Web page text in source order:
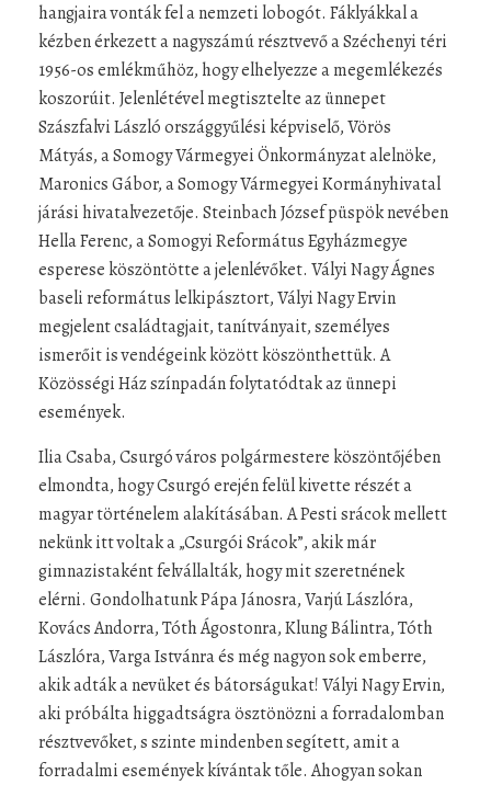
hangjaira vonták fel a nemzeti lobogót. Fáklyákkal a
kézben érkezett a nagyszámú résztvevő a Széchenyi téri
1956-os emlékműhöz, hogy elhelyezze a megemlékezés
koszorúit. Jelenlétével megtisztelte az ünnepet
Szászfalvi László országgyűlési képviselő, Vörös
Mátyás, a Somogy Vármegyei Önkormányzat alelnöke,
Maronics Gábor, a Somogy Vármegyei Kormányhivatal
járási hivatalvezetője. Steinbach József püspök nevében
Hella Ferenc, a Somogyi Református Egyházmegye
esperese köszöntötte a jelenlévőket. Vályi Nagy Ágnes
baseli református lelkipásztort, Vályi Nagy Ervin
megjelent családtagjait, tanítványait, személyes
ismerőit is vendégeink között köszönthettük. A
Közösségi Ház színpadán folytatódtak az ünnepi
események.
Ilia Csaba, Csurgó város polgármestere köszöntőjében
elmondta, hogy Csurgó erején felül kivette részét a
magyar történelem alakításában. A Pesti srácok mellett
nekünk itt voltak a „Csurgói Srácok”, akik már
gimnazistaként felvállalták, hogy mit szeretnének
elérni. Gondolhatunk Pápa Jánosra, Varjú Lászlóra,
Kovács Andorra, Tóth Ágostonra, Klung Bálintra, Tóth
Lászlóra, Varga Istvánra és még nagyon sok emberre,
akik adták a nevüket és bátorságukat! Vályi Nagy Ervin,
aki próbálta higgadtságra ösztönözni a forradalomban
résztvevőket, s szinte mindenben segített, amit a
forradalmi események kívántak tőle. Ahogyan sokan